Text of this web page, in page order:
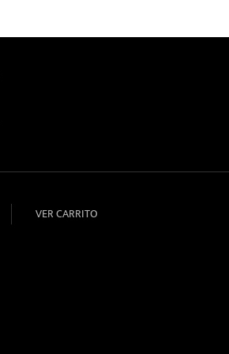
VER CARRITO